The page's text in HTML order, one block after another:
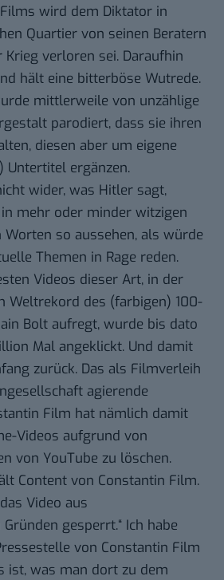
wird dem Diktator in
Quartier von seinen Beratern
verloren sei. Daraufhin
hält eine bitterböse Wutrede.
mittlerweile von unzählige
parodiert, dass sie ihren
diesen aber um eigene
Untertitel ergänzen.
wider, was Hitler sagt,
mehr oder minder witzigen
so aussehen, als würde
Themen in Rage reden.
Videos dieser Art, in der
Weltrekord des (farbigen) 100-
Bolt aufregt, wurde bis dato
Mal angeklickt. Und damit
zurück. Das als Filmverleih
agierende
Film hat nämlich damit
-Videos aufgrund von
von YouTube zu löschen.
Content von Constantin Film.
Video aus
gesperrt.“ Ich habe
von Constantin Film
ist, was man dort zu dem